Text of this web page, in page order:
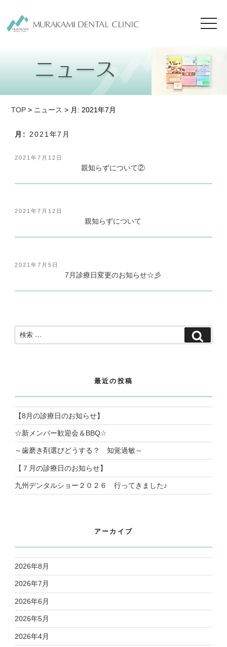
TOP > ニュース > 月: 2021年7月
月: 2021年7月
投
2021年7月12日
親知らずについて②
投
2021年7月12日
親知らずについて
投
2021年7月5日
7月診療日変更のお知らせ☆彡
検
索:
索
最近の投稿
【8月の診療日のお知らせ】
☆新メンバー歓迎会＆BBQ☆
～歯磨き剤選びどうする？ 知覚過敏～
【７月の診療日のお知らせ】
九州デンタルショー２０２６ 行ってきました♪
アーカイブ
2026年8月
2026年7月
2026年6月
2026年5月
2026年4月